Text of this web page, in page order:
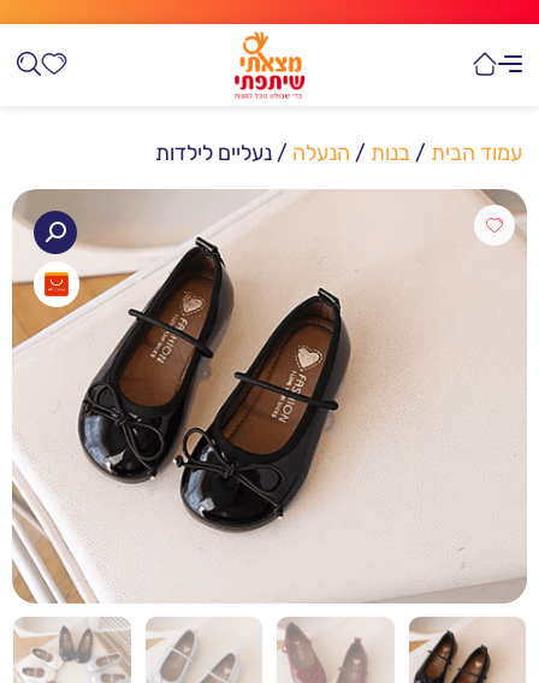
עמוד הבית / בנות / הנעלה / נעליים לילדות